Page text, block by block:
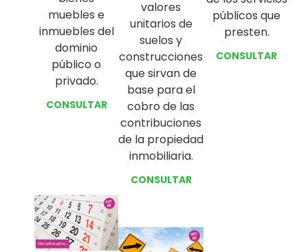
muebles e
inmuebles del
dominio
público o
privado.
CONSULTAR
valores
unitarios de
suelos y
construcciones
que sirvan de
base para el
cobro de las
contribuciones
de la propiedad
inmobiliaria.
CONSULTAR
públicos que
presten.
CONSULTAR